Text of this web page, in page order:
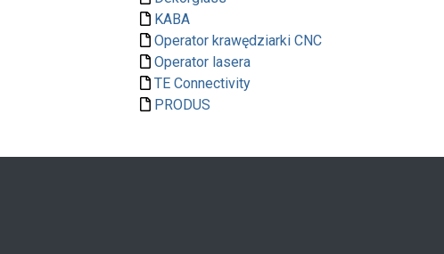
KABA
Operator krawędziarki CNC
Operator lasera
TE Connectivity
PRODUS